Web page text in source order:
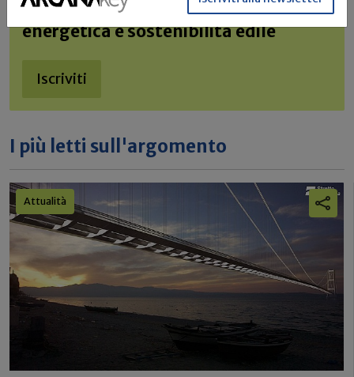
novità in campo di efficienza
energetica e sostenibilità edile
Iscriviti
I più letti sull'argomento
Attualità